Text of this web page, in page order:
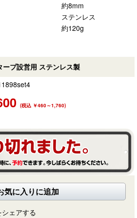
約8mm
ステンレス
約120g
プ設営用 ステンレス製
(税込 ￥460～1,760)
気に入りに追加
ェアする